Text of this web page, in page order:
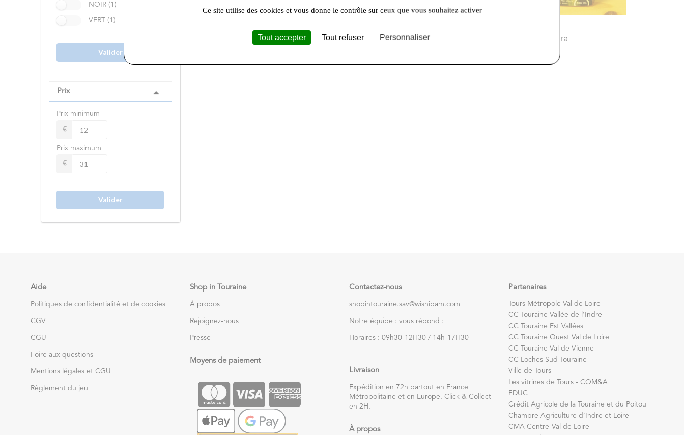
NOIR (1)
VERT (1)
Valider
Prix
Prix minimum
€
Prix maximum
€
Valider
- pack menicare pure
Amo - oxysep 1 step - alvera
Aide
Politiques de confidentialité et de cookies
CGV
CGU
Foire aux questions
Mentions légales et CGU
Règlement du jeu
Shop in Touraine
À propos
Rejoignez-nous
Presse
Moyens de paiement
Contactez-nous
shopintouraine.sav@wishibam.com
Notre équipe : vous répond :
Horaires : 09h30-12H30 / 14h-17H30
Livraison
Expédition en 72h partout en France
Métropolitaine et en Europe. Click & Collect
en 2H.
À propos
Partenaires
Tours Métropole Val de Loire
CC Touraine Vallée de l’Indre
CC Touraine Est Vallées
CC Touraine Ouest Val de Loire
CC Touraine Val de Vienne
CC Loches Sud Touraine
Ville de Tours
Les vitrines de Tours - COM&A
FDUC
Crédit Agricole de la Touraine et du Poitou
Chambre Agriculture d’Indre et Loire
CMA Centre-Val de Loire
Ce site utilise des cookies et vous donne le contrôle sur ceux que vous souhaitez activer
Tout accepter Tout refuser Personnaliser